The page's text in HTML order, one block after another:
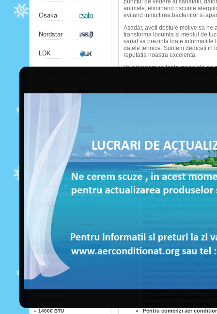
Osaka
Nordstar
LDK
Hitachi
LG
Whirlpool
Daikin
Sharp
»
7000 BTU
9000 BTU
»
»12000 BTU
» 14000 BTU
punctul de vedere al sanatatii,
animale, eliminand riscurile
evitand inmultirea bacteriilor si
Asadar, aveti destule motive sa ne
transforma locuinta si mediul de
variat va prezinta toate informatiile
datele tehnice. Suntem dedicati in
reputatia noastra excelenta.
Va asiguram ca toate modelele
prezentate.
Telecomanda oferita cu
Consultati-ne magazinul
Produsele noastre de aer
Satisfactia celor care ne
Colaboram cu cei interesati
domeniu!
Iata motivele pentru care
Este mai ieftin sa ne
Am atins cele mai inalte
Salvati-va economiile, si
Designul aparatelor
dvs
Depasim toate standardele
Durata serviciilor de montaj
Pentru comenzi aer